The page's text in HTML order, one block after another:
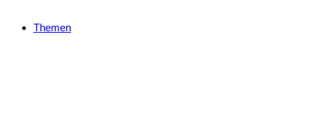
Themen